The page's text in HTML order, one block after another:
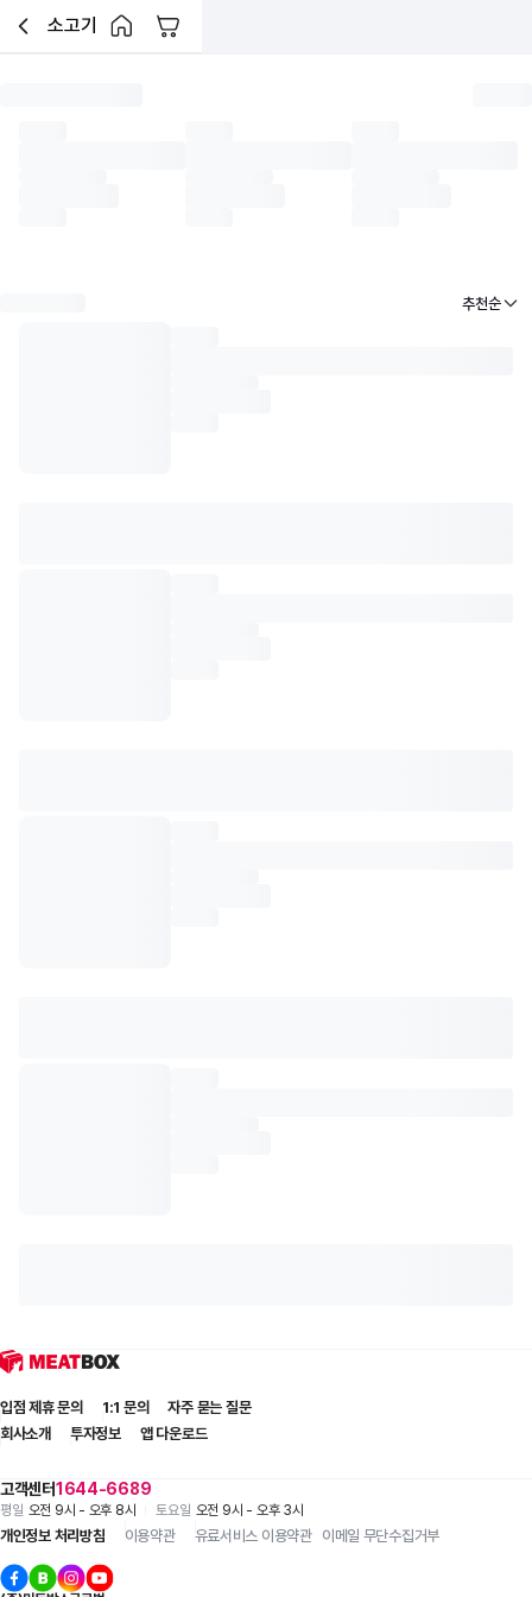
이전페이지로 이동
소고기
홈 버튼장바구니
추천순
고객센터1644-6689
평일 오전 9시 - 오후 8시 토요일 오전 9시 - 오후 3시
입점 제휴 문의 1:1 문의
자주 묻는 질문
회사소개
투자정보 앱 다운로드
개인정보 처리방침 이용약관 유료서비스 이용약관 이메일 무단수집거부